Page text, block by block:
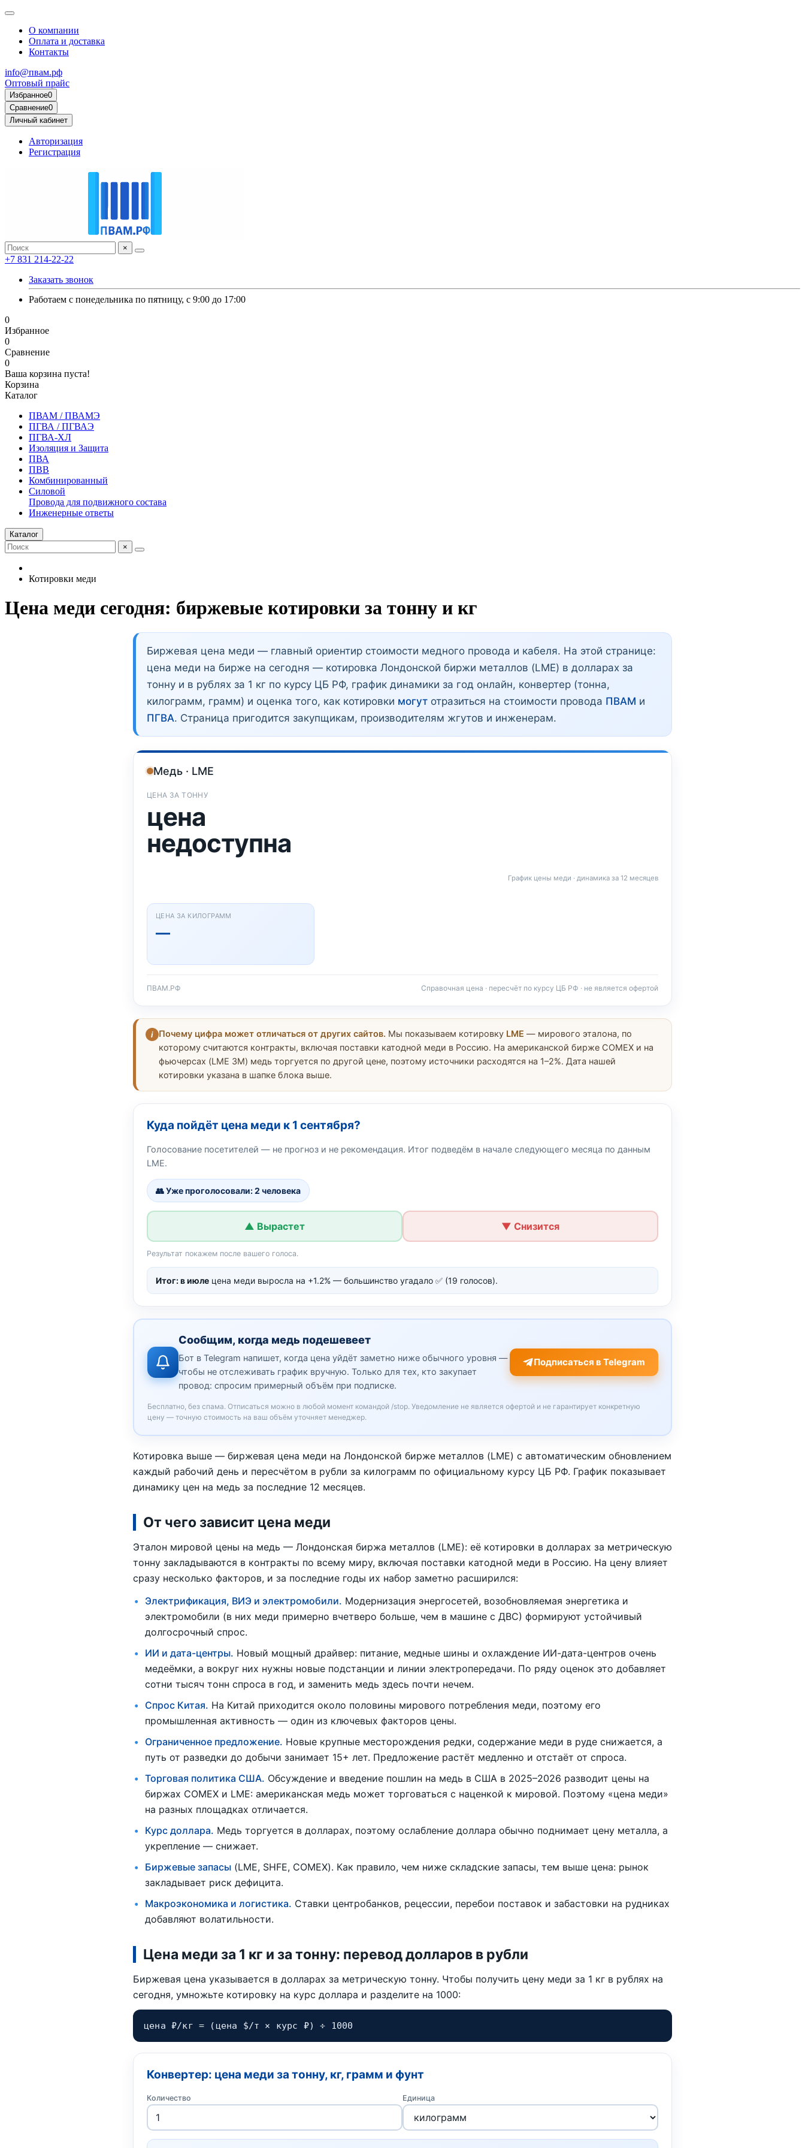
О компании
Оплата и доставка
Контакты
info@пвам.рф
Оптовый прайс
Избранное0
Сравнение0
Личный кабинет
Авторизация
Регистрация
×
+7 831 214-22-22
Заказать звонок
Работаем с понедельника по пятницу, с 9:00 до 17:00
0
Избранное
0
Сравнение
0
Ваша корзина пуста!
Корзина
Каталог
ПВАМ / ПВАМЭ
ПГВА / ПГВАЭ
ПГВА-ХЛ
Изоляция и Защита
ПВА
ПВВ
Комбинированный
Силовой
Провода для подвижного состава
Инженерные ответы
Каталог
×
Котировки меди
Цена меди сегодня: биржевые котировки за тонну и кг
Биржевая цена меди — главный ориентир стоимости медного провода и кабеля. На этой странице:
цена меди на бирже на сегодня — котировка Лондонской биржи металлов (LME) в долларах за
тонну и в рублях за 1 кг по курсу ЦБ РФ, график динамики за год онлайн, конвертер (тонна,
килограмм, грамм) и оценка того, как котировки могут отразиться на стоимости провода ПВАМ и
ПГВА. Страница пригодится закупщикам, производителям жгутов и инженерам.
Медь · LME
ЦЕНА ЗА ТОННУ
цена
недоступна
ЦЕНА ЗА КИЛОГРАММ
—
График цены меди · динамика за 12 месяцев
ПВАМ.РФ Справочная цена · пересчёт по курсу ЦБ РФ · не является офертой
i Почему цифра может отличаться от других сайтов. Мы показываем котировку LME — мирового эталона, по
которому считаются контракты, включая поставки катодной меди в Россию. На американской бирже COMEX и на
фьючерсах (LME 3M) медь торгуется по другой цене, поэтому источники расходятся на 1–2%. Дата нашей
котировки указана в шапке блока выше.
Куда пойдёт цена меди к 1 сентября?
Голосование посетителей — не прогноз и не рекомендация. Итог подведём в начале следующего месяца по данным
LME.
👥 Уже проголосовали: 2 человека
▲ Вырастет ▼ Снизится
Результат покажем после вашего голоса.
Итог: в июле цена меди выросла на +1.2% — большинство угадало ✅ (19 голосов).
Сообщим, когда медь подешевеет
Бот в Telegram напишет, когда цена уйдёт заметно ниже обычного уровня —
чтобы не отслеживать график вручную. Только для тех, кто закупает
провод: спросим примерный объём при подписке.
Подписаться в Telegram
Бесплатно, без спама. Отписаться можно в любой момент командой /stop. Уведомление не является офертой и не гарантирует конкретную
цену — точную стоимость на ваш объём уточняет менеджер.
Котировка выше — биржевая цена меди на Лондонской бирже металлов (LME) с автоматическим обновлением
каждый рабочий день и пересчётом в рубли за килограмм по официальному курсу ЦБ РФ. График показывает
динамику цен на медь за последние 12 месяцев.
От чего зависит цена меди
Эталон мировой цены на медь — Лондонская биржа металлов (LME): её котировки в долларах за метрическую
тонну закладываются в контракты по всему миру, включая поставки катодной меди в Россию. На цену влияет
сразу несколько факторов, и за последние годы их набор заметно расширился:
Электрификация, ВИЭ и электромобили. Модернизация энергосетей, возобновляемая энергетика и
электромобили (в них меди примерно вчетверо больше, чем в машине с ДВС) формируют устойчивый
долгосрочный спрос.
ИИ и дата-центры. Новый мощный драйвер: питание, медные шины и охлаждение ИИ-дата-центров очень
медеёмки, а вокруг них нужны новые подстанции и линии электропередачи. По ряду оценок это добавляет
сотни тысяч тонн спроса в год, и заменить медь здесь почти нечем.
Спрос Китая. На Китай приходится около половины мирового потребления меди, поэтому его
промышленная активность — один из ключевых факторов цены.
Ограниченное предложение. Новые крупные месторождения редки, содержание меди в руде снижается, а
путь от разведки до добычи занимает 15+ лет. Предложение растёт медленно и отстаёт от спроса.
Торговая политика США. Обсуждение и введение пошлин на медь в США в 2025–2026 разводит цены на
биржах COMEX и LME: американская медь может торговаться с наценкой к мировой. Поэтому «цена меди»
на разных площадках отличается.
Курс доллара. Медь торгуется в долларах, поэтому ослабление доллара обычно поднимает цену металла, а
укрепление — снижает.
Биржевые запасы (LME, SHFE, COMEX). Как правило, чем ниже складские запасы, тем выше цена: рынок
закладывает риск дефицита.
Макроэкономика и логистика. Ставки центробанков, рецессии, перебои поставок и забастовки на рудниках
добавляют волатильности.
Цена меди за 1 кг и за тонну: перевод долларов в рубли
Биржевая цена указывается в долларах за метрическую тонну. Чтобы получить цену меди за 1 кг в рублях на
сегодня, умножьте котировку на курс доллара и разделите на 1000:
цена ₽/кг = (цена $/т × курс ₽) ÷ 1000
Конвертер: цена меди за тонну, кг, грамм и фунт
Количество Единица